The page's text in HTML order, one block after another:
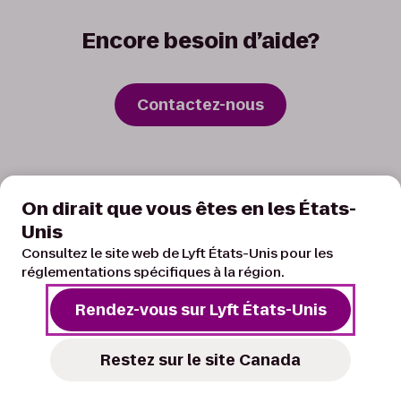
Encore besoin d’aide?
Contactez-nous
Chauffeur
On dirait que vous êtes en les États-
Unis
Consultez le site web de Lyft États-Unis pour les
réglementations spécifiques à la région.
Rendez-vous sur Lyft États-Unis
Restez sur le site Canada